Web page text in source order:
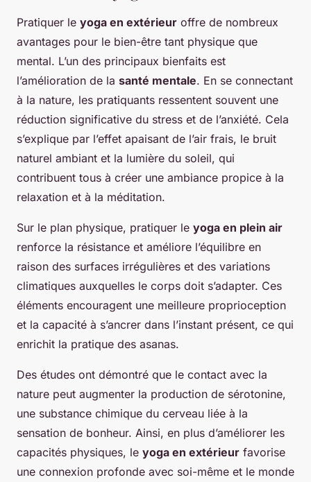
Pratiquer le yoga en extérieur offre de nombreux
avantages pour le bien-être tant physique que
mental. L’un des principaux bienfaits est
l’amélioration de la santé mentale. En se connectant
à la nature, les pratiquants ressentent souvent une
réduction significative du stress et de l’anxiété. Cela
s’explique par l’effet apaisant de l’air frais, le bruit
naturel ambiant et la lumière du soleil, qui
contribuent tous à créer une ambiance propice à la
relaxation et à la méditation.
Sur le plan physique, pratiquer le yoga en plein air
renforce la résistance et améliore l’équilibre en
raison des surfaces irrégulières et des variations
climatiques auxquelles le corps doit s’adapter. Ces
éléments encouragent une meilleure proprioception
et la capacité à s’ancrer dans l’instant présent, ce qui
enrichit la pratique des asanas.
Des études ont démontré que le contact avec la
nature peut augmenter la production de sérotonine,
une substance chimique du cerveau liée à la
sensation de bonheur. Ainsi, en plus d’améliorer les
capacités physiques, le yoga en extérieur favorise
une connexion profonde avec soi-même et le monde